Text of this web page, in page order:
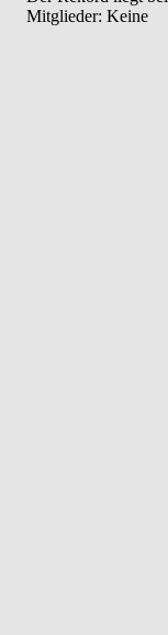
Mitglieder: Keine